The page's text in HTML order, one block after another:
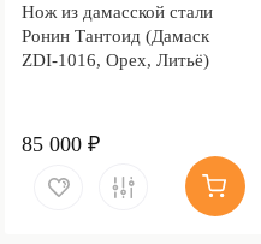
Нож из дамасской стали
Ронин Тантоид (Дамаск
ZDI-1016, Орех, Литьё)
85 000 ₽